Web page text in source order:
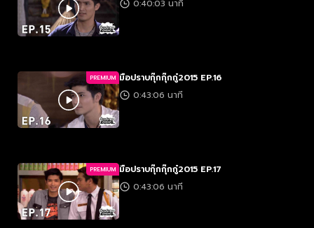
0:40:03 นาที
PREMIUM มือปราบกุ๊กกุ๊กกู๋2015 EP.16
0:43:06 นาที
PREMIUM มือปราบกุ๊กกุ๊กกู๋2015 EP.17
0:43:06 นาที